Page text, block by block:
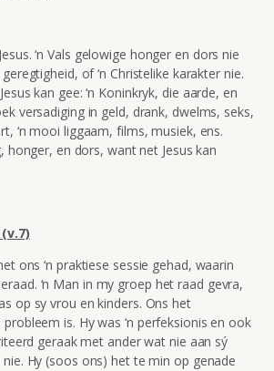
‘n Vals gelowige honger en dors nie
of ‘n Christelike karakter nie.
kan gee: ‘n Koninkryk, die aarde, en
versadiging in geld, drank, dwelms, seks,
‘n mooi liggaam, films, musiek, ens.
honger, en dors, want net Jesus kan
ons ‘n praktiese sessie gehad, waarin
‘n Man in my groep het raad gevra,
op sy vrou en kinders. Ons het
is. Hy was ‘n perfeksionis en ook
geraak met ander wat nie aan sý
Hy (soos ons) het te min op genade